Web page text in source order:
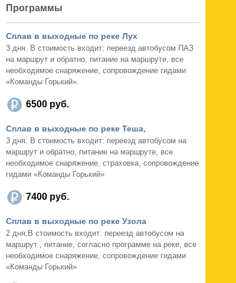
Программы
Сплав в выходные по реке Лух
3 дня. В стоимость входит: переезд автобусом ПАЗ
на маршрут и обратно, питание на маршруте, все
необходимое снаряжение, сопровождение гидами
«Команды Горький».
6500 руб.
Сплав в выходные по реке Теша,
3 дня. В стоимость входит: переезд автобусом на
маршрут и обратно, питание на маршруте, все
необходимое снаряжение, страховка, сопровождение
гидами «Команды Горький»
7400 руб.
Сплав в выходные по реке Узола
2 дня.В стоимость входит: переезд автобусом на
маршрут , питание, согласно программе на реке, все
необходимое снаряжение, сопровождение гидами
«Команды Горький»